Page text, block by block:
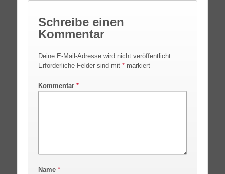
Schreibe einen
Kommentar
Deine E-Mail-Adresse wird nicht veröffentlicht.
Erforderliche Felder sind mit *markiert
Kommentar *
Name *